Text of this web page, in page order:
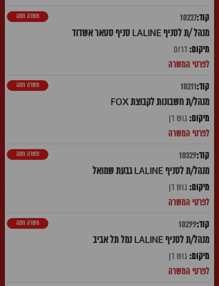
10227
מנהל /ת לסניף LALINE סניף סטאר אשדוד
משרה חמה
דרום
10211
מנהל/ת חשבונות לקבוצת FOX
משרה חמה
גוש דן
10329
מנהל/ת לסניף LALINE גבעת שמואל
משרה חמה
גוש דן
10299
מנהל/ת לסניף LALINE נמל תל אביב
משרה חמה
גוש דן